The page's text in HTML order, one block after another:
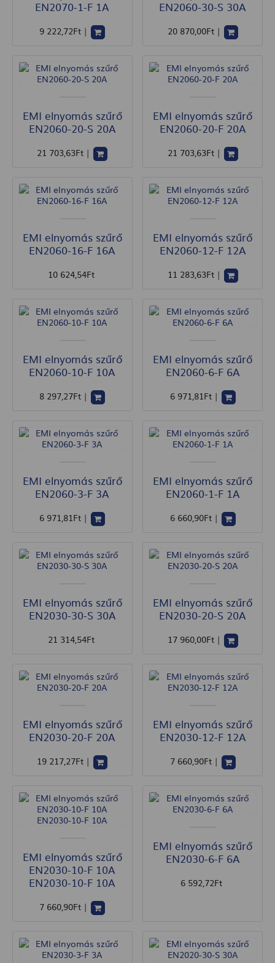
EN2070-1-F 1A
9 222 ,72Ft |
EN2060-30-S 30A
20 870,00Ft |
EMI elnyomás szűrő
EN2060-20-S 20A
21 703,63Ft |
EMI elnyomás szűrő
EN2060-20-F 20A
21 703,63Ft |
EMI elnyomás szűrő
EN2060-16-F 16A
10 624,54Ft
EMI elnyomás szűrő
EN2060-12-F 12A
11 283,63Ft |
EMI elnyomás szűrő
EN2060-10-F 10A
8 297,27Ft |
EMI elnyomás szűrő
EN2060-6-F 6A
6 971 ,81Ft |
EMI elnyomás szűrő
EN2060-3-F 3A
6 971 ,81Ft |
EMI elnyomás szűrő
EN2060-1-F 1A
6 660,90Ft |
EMI elnyomás szűrő
EN2030-30-S 30A
21 314,54Ft
EMI elnyomás szűrő
EN2030-20-S 20A
17 960,00Ft |
EMI elnyomás szűrő
EN2030-20-F 20A
19 217,27Ft |
EMI elnyomás szűrő
EN2030-12-F 12A
7 660,90Ft |
EMI elnyomás szűrő
EN2030-10-F 10A
EN2030-10-F 10A
7 660,90Ft |
EMI elnyomás szűrő
EN2030-6-F 6A
6 592 ,72Ft